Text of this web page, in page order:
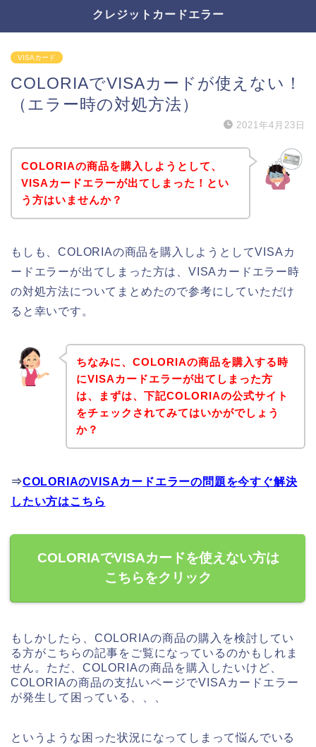
クレジットカードエラー
VISAカード
COLORIAでVISAカードが使えない！
（エラー時の対処方法）
2021年4月23日
COLORIAの商品を購入しようとして、
VISAカードエラーが出てしまった！とい
う方はいませんか？
もしも、COLORIAの商品を購入しようとしてVISAカ
ードエラーが出てしまった方は、VISAカードエラー時
の対処方法についてまとめたので参考にしていただけ
ると幸いです。
ちなみに、COLORIAの商品を購入する時
にVISAカードエラーが出てしまった方
は、まずは、下記COLORIAの公式サイト
をチェックされてみてはいかがでしょう
か？
⇒COLORIAのVISAカードエラーの問題を今すぐ解決
したい方はこちら
COLORIAでVISAカードを使えない方は
こちらをクリック
もしかしたら、COLORIAの商品の購入を検討してい
る方がこちらの記事をご覧になっているのかもしれま
せん。ただ、COLORIAの商品を購入したいけど、
COLORIAの商品の支払いページでVISAカードエラー
が発生して困っている、、、
というような困った状況になってしまって悩んでいる